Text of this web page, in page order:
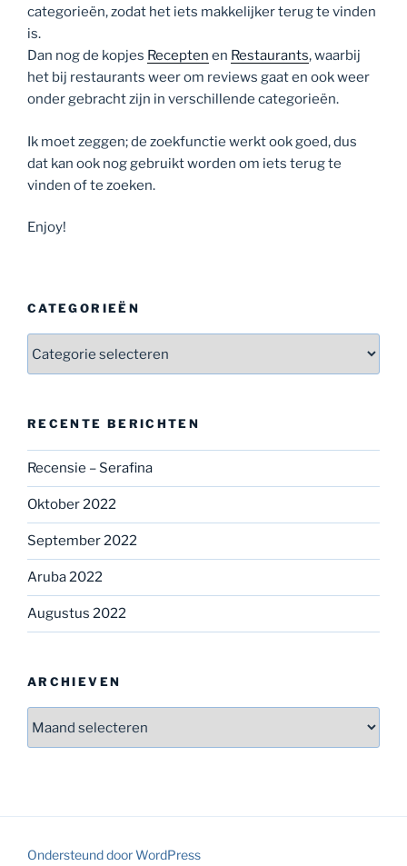
categorieën, zodat het iets makkelijker terug te vinden
is.
Dan nog de kopjes Recepten en Restaurants, waarbij
het bij restaurants weer om reviews gaat en ook weer
onder gebracht zijn in verschillende categorieën.
Ik moet zeggen; de zoekfunctie werkt ook goed, dus
dat kan ook nog gebruikt worden om iets terug te
vinden of te zoeken.
Enjoy!
CATEGORIEËN
RECENTE BERICHTEN
Recensie – Serafina
Oktober 2022
September 2022
Aruba 2022
Augustus 2022
ARCHIEVEN
Ondersteund door WordPress